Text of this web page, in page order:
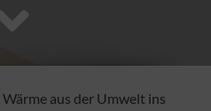
aus der Umwelt ins